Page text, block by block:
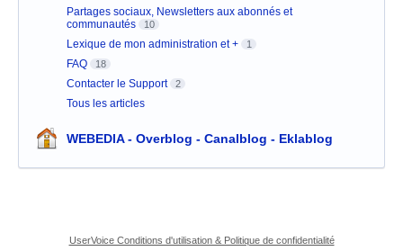
Partages sociaux, Newsletters aux abonnés et
communautés
10
Lexique de mon administration et + 1
FAQ 18
Contacter le Support 2
Tous les articles
WEBEDIA - Overblog - Canalblog - Eklablog
UserVoice Conditions d'utilisation & Politique de confidentialité